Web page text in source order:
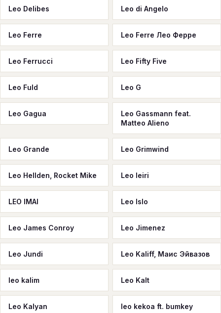
Leo Delibes Leo di Angelo
Leo Ferre Leo Ferre Лео Ферре
Leo Ferrucci Leo Fifty Five
Leo Fuld Leo G
Leo Gagua
Leo Gassmann feat.
Matteo Alieno
Leo Grande Leo Grimwind
Leo Hellden, Rocket Mike Leo Ieiri
LEO IMAI Leo Islo
Leo James Conroy Leo Jimenez
Leo Jundi Leo Kaliff, Маис Эйвазов
leo kalim Leo Kalt
Leo Kalyan leo kekoa ft. bumkey